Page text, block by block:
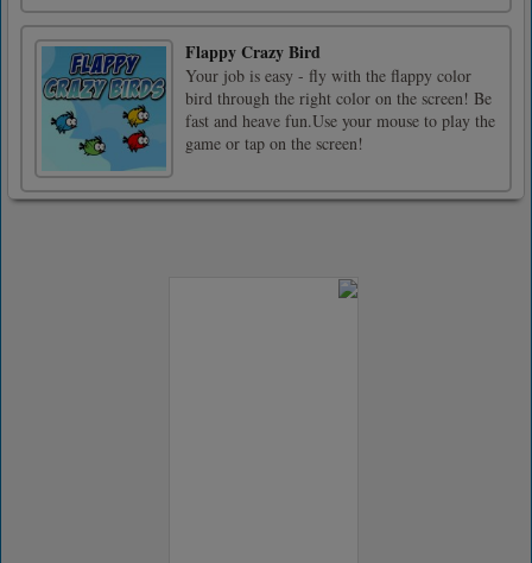
Flappy Crazy Bird
Your job is easy - fly with the flappy color
bird through the right color on the screen! Be
fast and heave fun.Use your mouse to play the
game or tap on the screen!